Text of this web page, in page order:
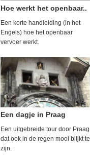
Hoe werkt het openbaar..
Een korte handleiding (in het
Engels) hoe het openbaar
vervoer werkt.
Een dagje in Praag
Een uitgebreide tour door Praag
dat ook in de regen mooi blijkt te
zijn.